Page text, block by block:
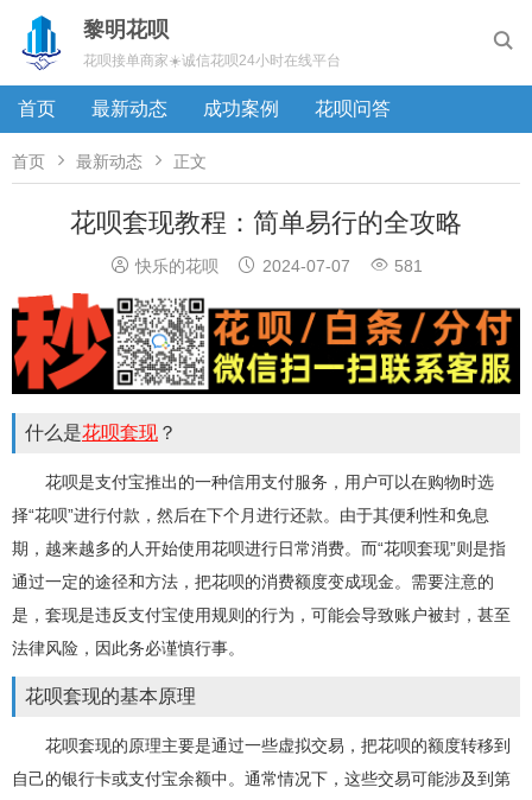

黎明花呗
花呗接单商家☀️诚信花呗24小时在线平台
首页 最新动态 成功案例 花呗问答
首页  最新动态  正文
花呗套现教程：简单易行的全攻略
 快乐的花呗  2024-07-07  581
什么是花呗套现 ？
花呗是支付宝推出的一种信用支付服务，用户可以在购物时选
择“花呗”进行付款，然后在下个月进行还款。由于其便利性和免息
期，越来越多的人开始使用花呗进行日常消费。而“花呗套现”则是指
通过一定的途径和方法，把花呗的消费额度变成现金。需要注意的
是，套现是违反支付宝使用规则的行为，可能会导致账户被封，甚至
法律风险，因此务必谨慎行事。
花呗套现的基本原理
花呗套现的原理主要是通过一些虚拟交易，把花呗的额度转移到
自己的银行卡或支付宝余额中。通常情况下，这些交易可能涉及到第